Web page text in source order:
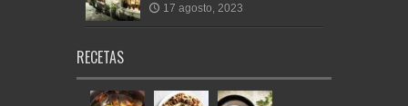
17 agosto, 2023
RECETAS